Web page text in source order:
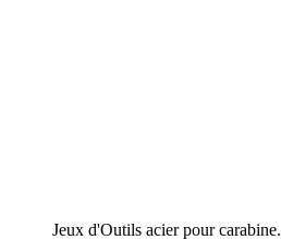
Jeux d'Outils acier pour carabine.